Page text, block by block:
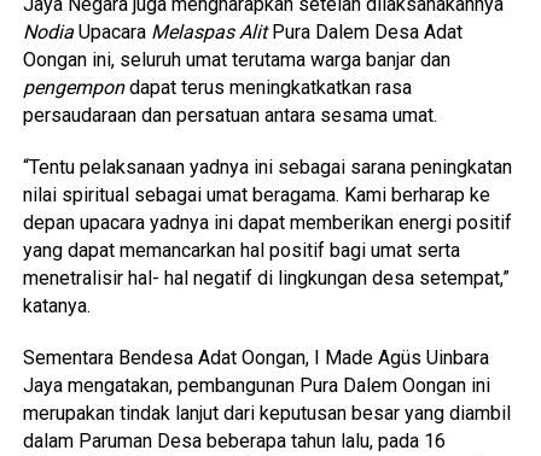
NodiaUpacara Melaspas AlitPura Dalem Desa Adat
Oongan ini, seluruh umat terutama warga banjar dan
pengempondapat terus meningkatkatkan rasa
persaudaraan dan persatuan antara sesama umat.
“Tentu pelaksanaan yadnya ini sebagai sarana peningkatan
nilai spiritual sebagai umat beragama. Kami berharap ke
depan upacara yadnya ini dapat memberikan energi positif
yang dapat memancarkan hal positif bagi umat serta
menetralisir hal- hal negatif di lingkungan desa setempat,”
katanya.
Sementara Bendesa Adat Oongan, I Made Agüs Uinbara
Jaya mengatakan, pembangunan Pura Dalem Oongan ini
merupakan tindak lanjut dari keputusan besar yang diambil
dalam Paruman Desa beberapa tahun lalu, pada 16